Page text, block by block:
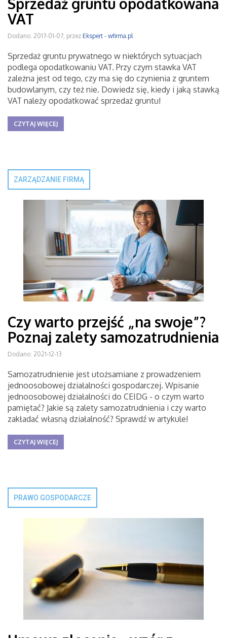
VAT
Dodano: 2017-01-07, przez Ekspert - wfirma.pl
Sprzedaż gruntu prywatnego w niektórych sytuacjach
podlega opodatkowaniu VAT. Przy czym stawka VAT
zależna jest od tego, czy ma się do czynienia z gruntem
budowlanym, czy też nie. Dowiedz się, kiedy i jaką stawką
VAT należy opodatkować sprzedaż gruntu!
CZYTAJ WIĘCEJ
ZARZĄDZANIE FIRMĄ
Czy warto przejść „na swoje”?
Poznaj zalety samozatrudnienia
Dodano: 2021-12-13
Samozatrudnienie jest utożsamiane z prowadzeniem
jednoosobowej działalności gospodarczej. Wpisanie
jednoosobowej działalności do CEIDG - o czym warto
pamiętać? Jakie są zalety samozatrudnienia i czy warto
zakładać własną działalność? Sprawdź w artykule!
CZYTAJ WIĘCEJ
PRAWO GOSPODARCZE